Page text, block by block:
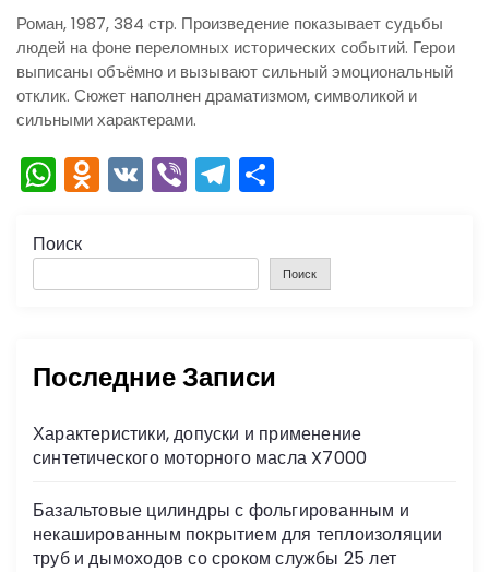
Роман, 1987, 384 стр. Произведение показывает судьбы
людей на фоне переломных исторических событий. Герои
выписаны объёмно и вызывают сильный эмоциональный
отклик. Сюжет наполнен драматизмом, символикой и
сильными характерами.
W
h
a
ts
p
O
d
o
s
s
ni
V
K
Vi
b
T
el
gr а
ть
Поиск
Поиск
Последние Записи
Характеристики, допуски и применение
синтетического моторного масла X7000
Базальтовые цилиндры с фольгированным и
некашированным покрытием для теплоизоляции
труб и дымоходов со сроком службы 25 лет